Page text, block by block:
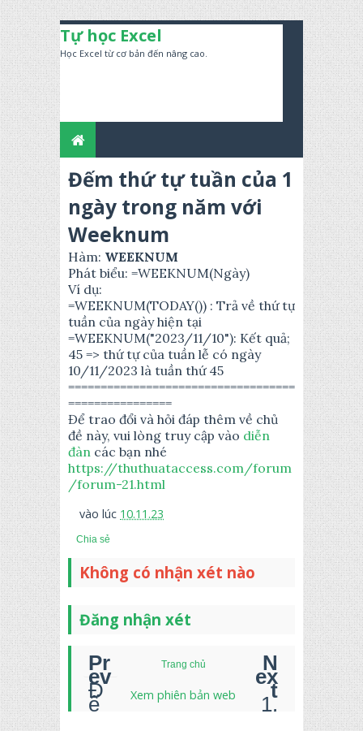
Tự học Excel
Học Excel từ cơ bản đến nâng cao.
Đếm thứ tự tuần của 1
ngày trong năm với
Weeknum
Hàm: WEEKNUM
Phát biểu: =WEEKNUM(Ngày)
Ví dụ:
=WEEKNUM(TODAY()) : Trả về thứ tự
tuần của ngày hiện tại
=WEEKNUM("2023/11/10"): Kết quả;
45 => thứ tự của tuần lễ có ngày
10/11/2023 là tuần thứ 45
===================================
================
Để trao đổi và hỏi đáp thêm về chủ
đề này, vui lòng truy cập vào diễn
đàn các bạn nhé
https://thuthuataccess.com/forum
/forum-21.html
vào lúc 10.11.23
Chia sẻ
Không có nhận xét nào
Đăng nhận xét
Đ
ế
m
1.
H
Trang chủ
Xem phiên bản web